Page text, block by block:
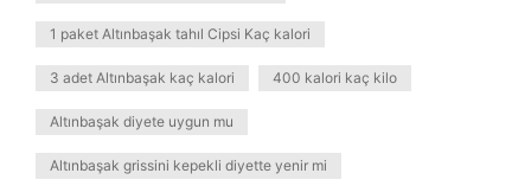
1 paket Altınbaşak tahıl Cipsi Kaç kalori
3 adet Altınbaşak kaç kalori 400 kalori kaç kilo
Altınbaşak diyete uygun mu
Altınbaşak grissini kepekli diyette yenir mi